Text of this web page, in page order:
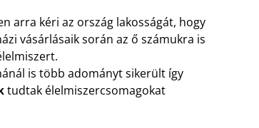
arra kéri az ország lakosságát, hogy
vásárlásaik során az ő számukra is
is több adományt sikerült így
tudtak élelmiszercsomagokat